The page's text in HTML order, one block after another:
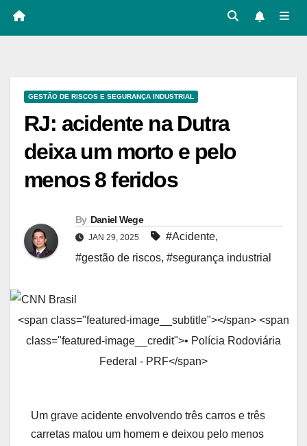
GESTÃO DE RISCOS E SEGURANÇA INDUSTRIAL
RJ: acidente na Dutra
deixa um morto e pelo
menos 8 feridos
By Daniel Wege
JAN 29, 2025 #Acidente,
#gestão de riscos, #segurança industrial
<span class="featured-image__subtitle"></span> <span
class="featured-image__credit">• Polícia Rodoviária
Federal - PRF</span>
Um grave acidente envolvendo três carros e três
carretas matou um homem e deixou pelo menos